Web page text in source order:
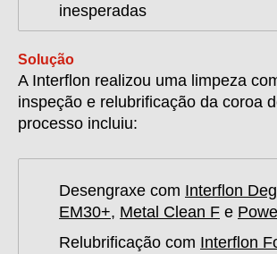
inesperadas
Solução
A Interflon realizou uma limpeza
inspeção e relubrificação da coroa
processo incluiu:
Desengraxe com Interflon
EM30+, Metal Clean F e
Relubrificação com Interflon